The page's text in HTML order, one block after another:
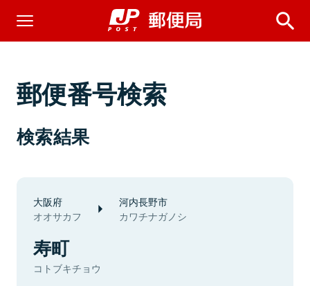
郵便番号検索
検索結果
大阪府
オオサカフ
河内長野市
カワチナガノシ
寿町
コトブキチョウ